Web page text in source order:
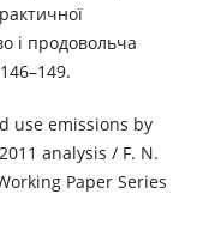
і продовольча
use emissions by
analysis / F. N.
Paper Series